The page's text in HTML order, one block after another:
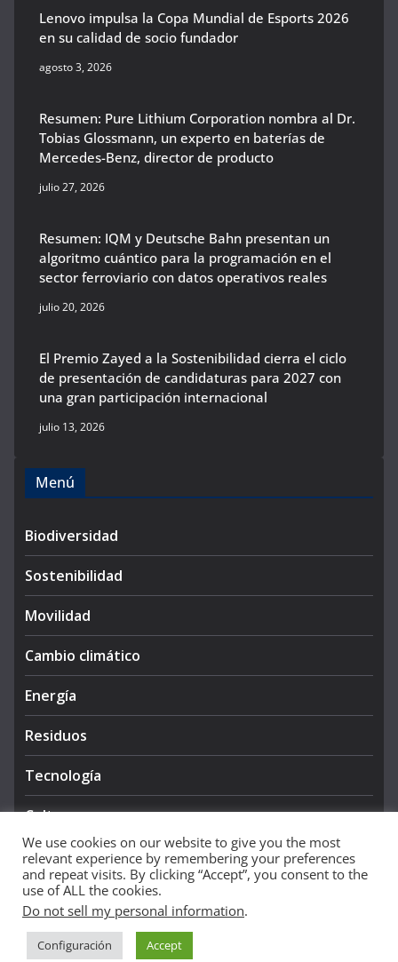
Lenovo impulsa la Copa Mundial de Esports 2026
en su calidad de socio fundador
agosto 3, 2026
Resumen: Pure Lithium Corporation nombra al Dr.
Tobias Glossmann, un experto en baterías de
Mercedes-Benz, director de producto
julio 27, 2026
Resumen: IQM y Deutsche Bahn presentan un
algoritmo cuántico para la programación en el
sector ferroviario con datos operativos reales
julio 20, 2026
El Premio Zayed a la Sostenibilidad cierra el ciclo
de presentación de candidaturas para 2027 con
una gran participación internacional
julio 13, 2026
Menú
Biodiversidad
Sostenibilidad
Movilidad
Cambio climático
Energía
Residuos
Tecnología
Cultura
Copyright © 2026NIEVE AZUL 360
Theme:ColorMag Pro by ThemeGrill. Powered by
We use cookies on our website to give you the most
relevant experience by remembering your preferences
and repeat visits. By clicking “Accept”, you consent to the
use of ALL the cookies.
Do not sell my personal information.
Configuración Accept